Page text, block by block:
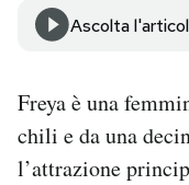
SHOP
Ascolta
Freya è una
chili e da una
l’attrazione